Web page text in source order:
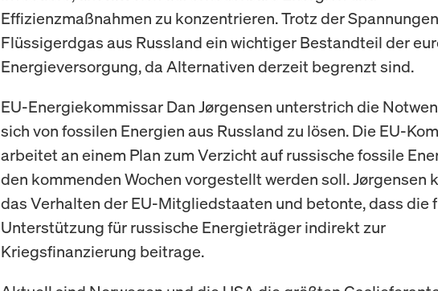
Effizienzmaßnahmen zu konzentrieren. Trotz der
Flüssigerdgas aus Russland ein wichtiger Bestandteil der
Energieversorgung, da Alternativen derzeit begrenzt sind.
EU-Energiekommissar Dan Jørgensen unterstrich die
sich von fossilen Energien aus Russland zu lösen. Die EU-
arbeitet an einem Plan zum Verzicht auf russische fossile
den kommenden Wochen vorgestellt werden soll. Jørgensen
das Verhalten der EU-Mitgliedstaaten und betonte, dass die
Unterstützung für russische Energieträger indirekt zur
Kriegsfinanzierung beitrage.